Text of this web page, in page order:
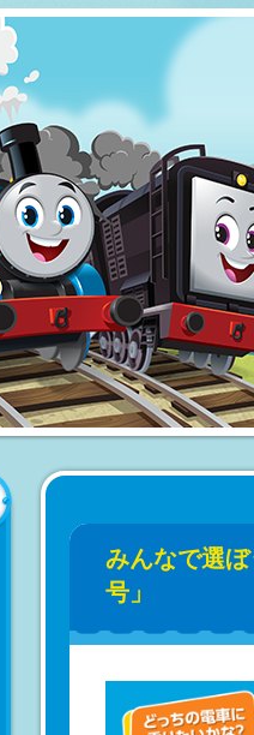
みんなで選
号」